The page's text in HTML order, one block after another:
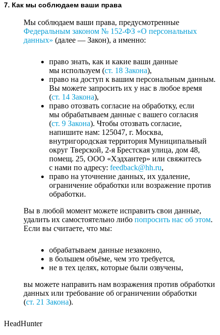
7. Как мы соблюдаем ваши права
Мы соблюдаем ваши права, предусмотренные
Федеральным законом № 152-ФЗ «О персональных
данных» (далее — Закон), а именно:
право знать, как и какие ваши данные
мы используем (ст. 18 Закона),
право на доступ к вашим персональным данным.
Вы можете запросить их у нас в любое время
(ст. 14 Закона),
право отозвать согласие на обработку, если
мы обрабатываем данные с вашего согласия
(ст. 9 Закона). Чтобы отозвать согласие,
напишите нам: 125047, г. Москва,
внутригородская территория Муниципальный
округ Тверской, 2-я Брестская улица, дом 48,
помещ. 25, ООО «Хэдхантер» или свяжитесь
с нами по адресу: feedback@hh.ru,
право на уточнение данных, их удаление,
ограничение обработки или возражение против
обработки.
Вы в любой момент можете исправить свои данные,
удалить их самостоятельно либо попросить нас об этом.
Если вы считаете, что мы:
обрабатываем данные незаконно,
в большем объёме, чем это требуется,
не в тех целях, которые были озвучены,
вы можете направить нам возражения против обработки
данных или требование об ограничении обработки
(ст. 21 Закона).
HeadHunter